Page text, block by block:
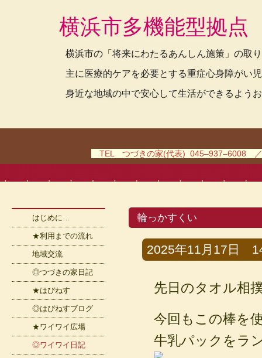
横浜市多機能型拠
横浜市の「将来にわたるあんしん施策」の取
主に医療的ケアを必要とする重症心身障がい
身近な地域の中で安心して生活ができるよう
TEL つづきの家(代表) 045–937–6008
輪っかすくい
2025年11月17日
先日のタオル
今回もこの棒を
牛乳パックをラ
はじめに…
★利用までの流れ
地域交流
◎つづきの家日記
★はぴねす
◎はぴねすブログ
★ワイワイ広場
◎ワイワイ日記